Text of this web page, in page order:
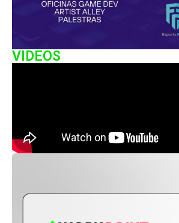
VIDEOS